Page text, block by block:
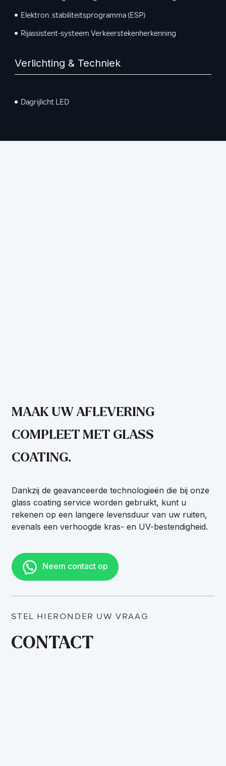
Elektron. stabiliteitsprogramma (ESP)
Rijassistent-systeem Verkeerstekenherkenning
Verlichting & Techniek
Dagrijlicht LED
MAAK UW AFLEVERING
COMPLEET MET GLASS
COATING.
Dankzij de geavanceerde technologieën die bij onze
glass coating service worden gebruikt, kunt u
rekenen op een langere levensduur van uw ruiten,
evenals een verhoogde kras- en UV-bestendigheid.
Neem contact op
STEL HIERONDER UW VRAAG
CONTACT